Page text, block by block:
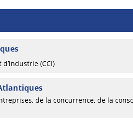
(CCI)
Atlantiques
de la concurrence, de la